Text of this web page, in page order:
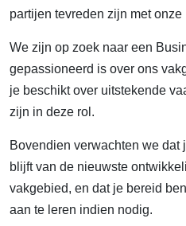
partijen tevreden zijn met
We zijn op zoek naar een
gepassioneerd is over ons
je beschikt over uitstekende
zijn in deze rol.
Bovendien verwachten we dat
blijft van de nieuwste
vakgebied, en dat je bereid
aan te leren indien nodig.